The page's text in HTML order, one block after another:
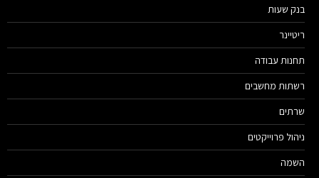
בנק שעות
ריטיינר
תחנות עבודה
רשתות מחשבים
שרתים
ניהול פרוייקטים
השמה